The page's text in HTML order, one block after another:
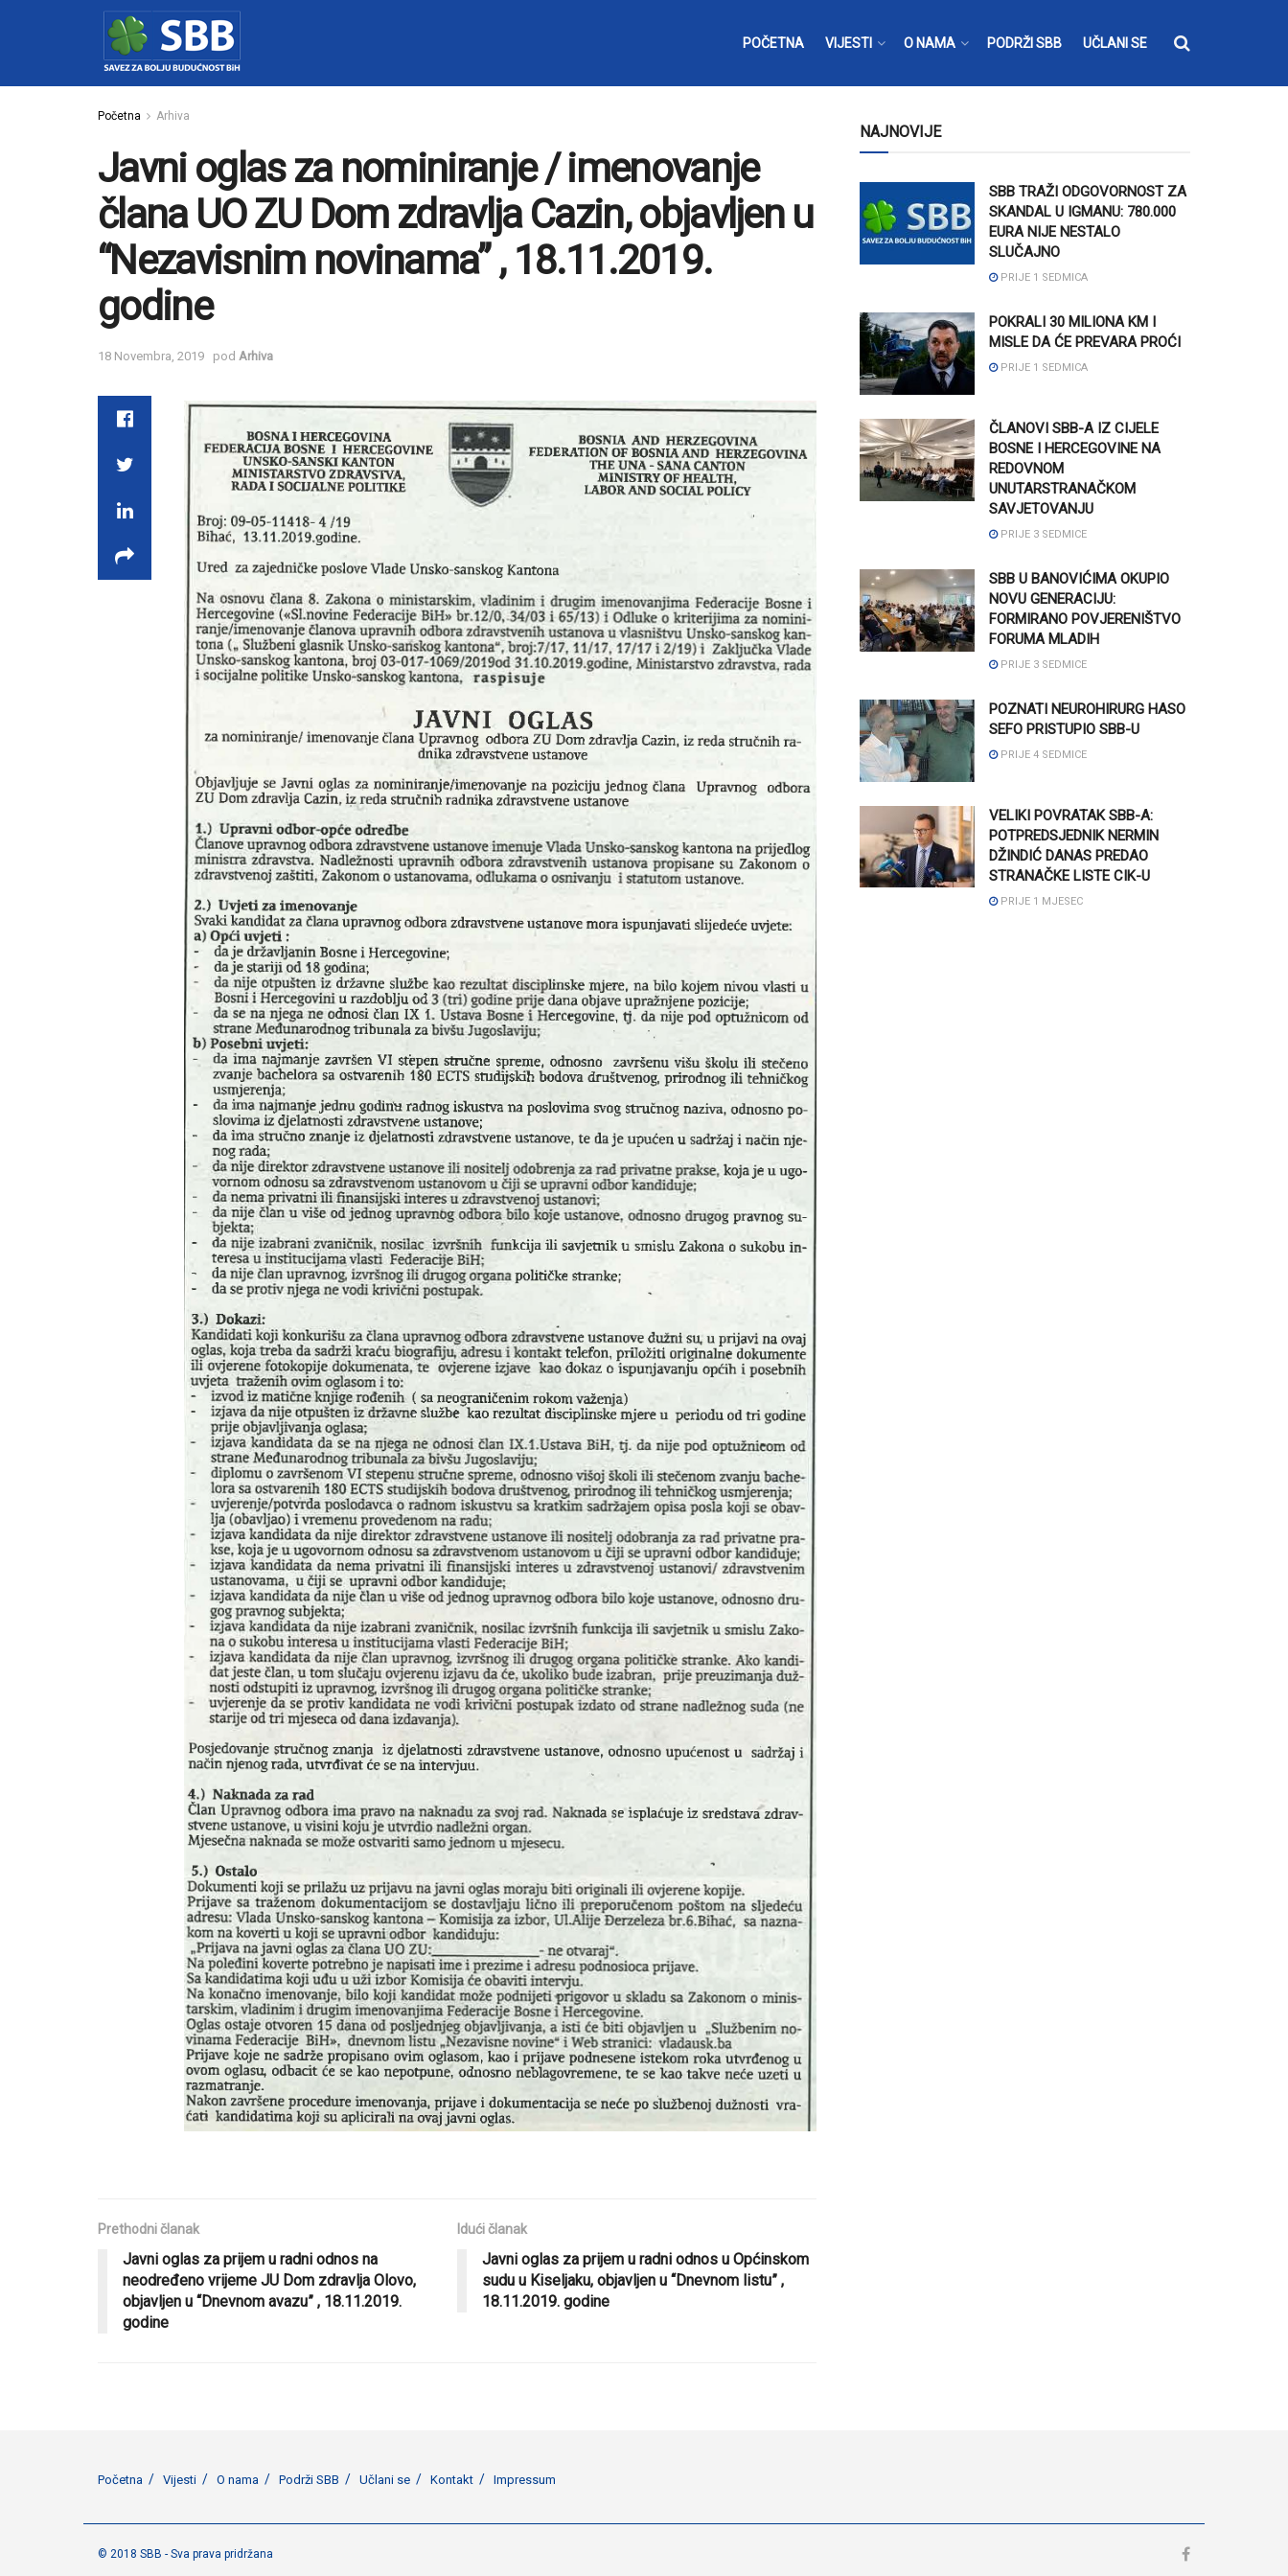
POČETNA VIJESTI O NAMA PODRŽI SBB UČLANI SE
Početna Arhiva
Javni oglas za nominiranje / imenovanje
člana UO ZU Dom zdravlja Cazin, objavljen u
“Nezavisnim novinama” , 18.11.2019.
godine
18 Novembra, 2019 pod Arhiva
Prethodni članak
Javni oglas za prijem u radni odnos na
neodređeno vrijeme JU Dom zdravlja Olovo,
objavljen u “Dnevnom avazu” , 18.11.2019.
godine
Idući članak
Javni oglas za prijem u radni odnos u Općinskom
sudu u Kiseljaku, objavljen u “Dnevnom listu” ,
18.11.2019. godine
NAJNOVIJE
SBB TRAŽI ODGOVORNOST ZA
SKANDAL U IGMANU: 780.000
EURA NIJE NESTALO
SLUČAJNO
PRIJE 1 SEDMICA
POKRALI 30 MILIONA KM I
MISLE DA ĆE PREVARA PROĆI
PRIJE 1 SEDMICA
ČLANOVI SBB-A IZ CIJELE
BOSNE I HERCEGOVINE NA
REDOVNOM
UNUTARSTRANAČKOM
SAVJETOVANJU
PRIJE 3 SEDMICE
SBB U BANOVIĆIMA OKUPIO
NOVU GENERACIJU:
FORMIRANO POVJERENIŠTVO
FORUMA MLADIH
PRIJE 3 SEDMICE
POZNATI NEUROHIRURG HASO
SEFO PRISTUPIO SBB-U
PRIJE 4 SEDMICE
VELIKI POVRATAK SBB-A:
POTPREDSJEDNIK NERMIN
DŽINDIĆ DANAS PREDAO
STRANAČKE LISTE CIK-U
PRIJE 1 MJESEC
Početna Vijesti O nama Podrži SBB Učlani se Kontakt Impressum
© 2018 SBB - Sva prava pridržana